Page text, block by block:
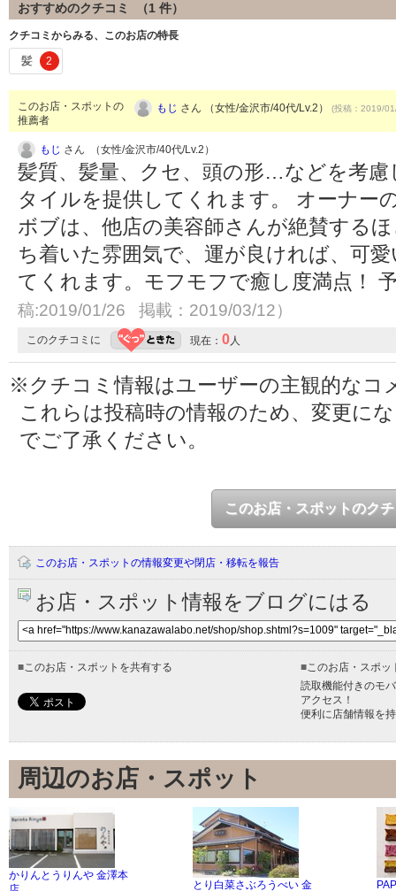
おすすめのクチコミ （1 件）
クチコミからみる、このお店の特長
髪 2
このお店・スポットの
推薦者
もじ さん （女性/金沢市/40代/Lv.2） (投稿：2019/
もじ さん （女性/金沢市/40代/Lv.2）
髪質、髪量、クセ、頭の形…などを考
タイルを提供してくれます。 オーナー
ボブは、他店の美容師さんが絶賛する
ち着いた雰囲気で、運が良ければ、可
てくれます。モフモフで癒し度満点！
稿:2019/01/26 掲載：2019/03/12）
このクチコミに 現在： 0 人
※クチコミ情報はユーザーの主観的なコ
これらは投稿時の情報のため、変更に
でご了承ください。
このお店・スポットのク
このお店・スポットの情報変更や閉店・移転を報告
お店・スポット情報をブログにはる
■ このお店・スポットを共有する ■ このお店・スポ
読取機能付きのモ
アクセス！
便利に店舗情報を
周辺のお店・スポット
かりんとうりんや 金澤本
とり白菜さぶろうべい 金